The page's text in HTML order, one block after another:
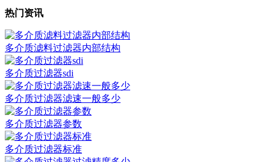
热门资讯
多介质滤料过滤器内部结构
多介质过滤器sdi
多介质过滤器滤速一般多少
多介质过滤器参数
多介质过滤器标准